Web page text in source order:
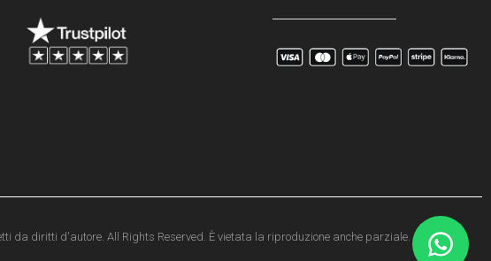
da diritti d'autore. All Rights Reserved. È vietata la riproduzione anche parziale.